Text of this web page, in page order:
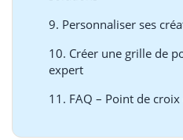
9. Personnaliser ses
10. Créer une grille de
expert
11. FAQ – Point de